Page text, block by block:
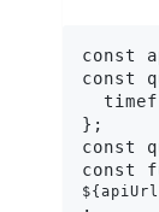
const
const
};
const
const